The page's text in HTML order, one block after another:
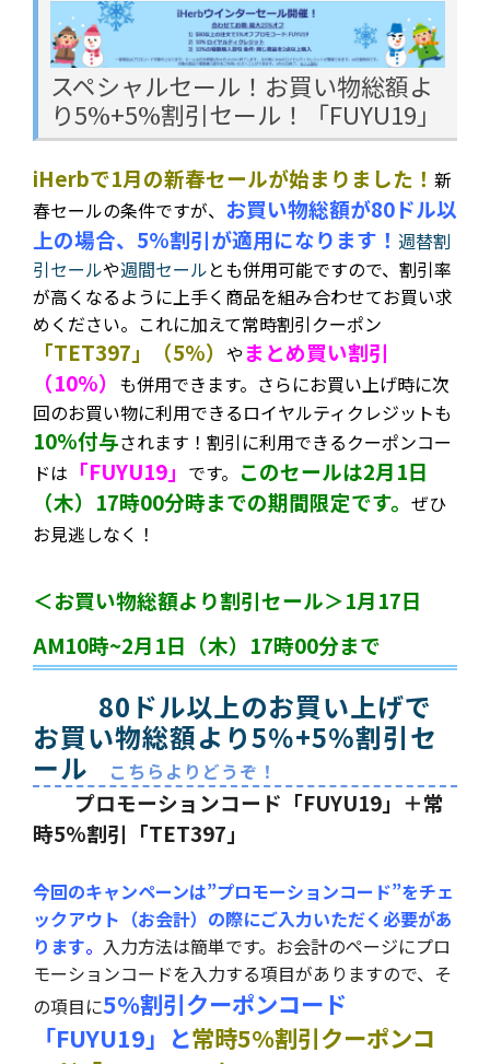
スペシャルセール！お買い物総額よ
り5%+5%割引セール！「FUYU19」
iHerbで1月の新春セールが始まりました！ 新
春セールの条件ですが、 お買い物総額が80ドル以
上の場合、5%割引が適用になります！ 週替割
引セールや週間セールとも併用可能ですので、割引率
が高くなるように上手く商品を組み合わせてお買い求
めください。これに加えて常時割引クーポン
「TET397」（5%） やまとめ買い割引
（10%） も併用できます。さらにお買い上げ時に次
回のお買い物に利用できるロイヤルティクレジットも
10%付与されます！割引に利用できるクーポンコー
ドは 「FUYU19」 です。 このセールは2月1日
（木）17時00分時までの期間限定です。 ぜひ
お見逃しなく！
＜お買い物総額より割引セール＞1月17日
AM10時~2月1日（木）17時00分まで
80ドル以上のお買い上げで
お買い物総額より5％+5%割引セ
ール
こちらよりどうぞ！
プロモーションコード「FUYU19」＋常
時5%割引「TET397」
今回のキャンペーンは”プロモーションコード”をチェ
ックアウト（お会計）の際にご入力いただく必要があ
ります。 入力方法は簡単です。お会計のページにプロ
モーションコードを入力する項目がありますので、そ
の項目に5%割引クーポンコード
「FUYU19」と常時5%割引クーポンコ